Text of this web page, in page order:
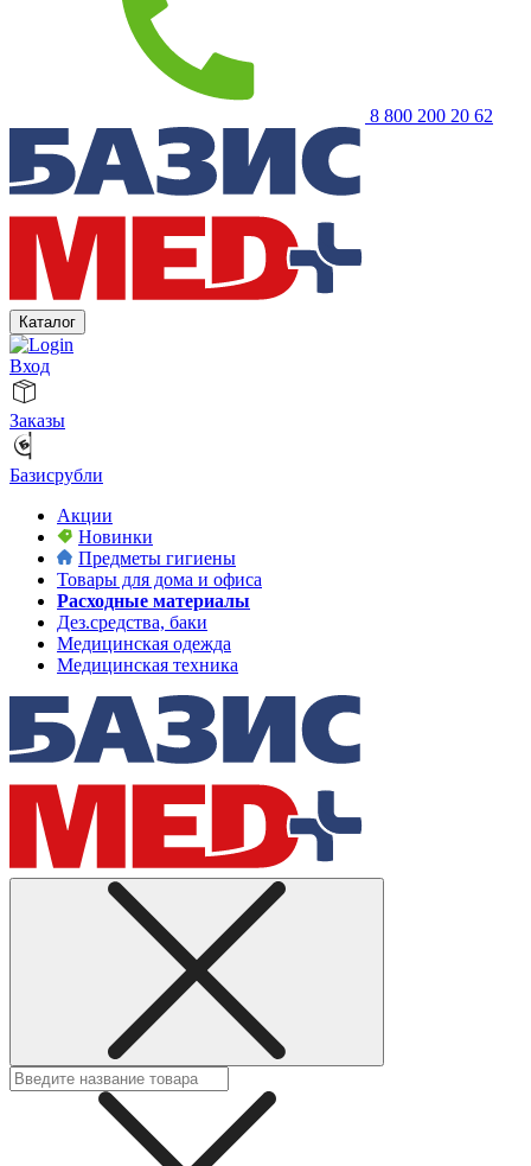
8 800 200 20 62
Каталог
Вход
Заказы
Базисрубли
Акции
Новинки
Предметы гигиены
Товары для дома и офиса
Расходные материалы
Дез.средства, баки
Медицинская одежда
Медицинская техника